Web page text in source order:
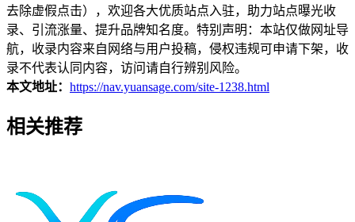
去除虚假点击），欢迎各大优质站点入驻，助力站点曝光收
录、引流涨量、提升品牌知名度。特别声明：本站仅做网址导
航，收录内容来自网络与用户投稿，侵权违规可申请下架，收
录不代表认同内容，访问请自行辨别风险。
本文地址： https://nav.yuansage.com/site-1238.html
相关推荐